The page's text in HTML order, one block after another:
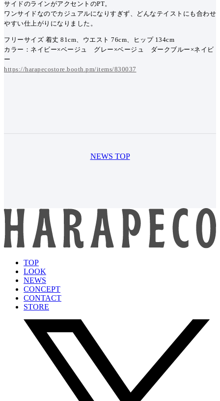
サイドのラインがアクセントのPT。
ワンサイドなのでカジュアルになりすぎず、どんなテイストにも合わせ
やすい仕上がりになりました。
フリーサイズ 着丈 81cm、ウエスト 76cm、ヒップ 134cm
カラー：ネイビー×ベージュ グレー×ベージュ ダークブルー×ネイビ
ー
https://harapecostore.booth.pm/items/830037
NEWS TOP
TOP
LOOK
NEWS
CONCEPT
CONTACT
STORE